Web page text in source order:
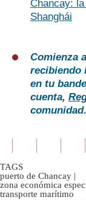
Chancay:
Shanghái
Comienza
recibiendo
en tu
cuenta,
comunidad.
TAGS
puerto de Chancay |
zona económica
transporte marítimo